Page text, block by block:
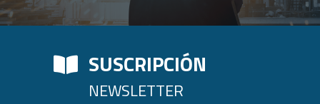
SUSCRIPCIÓN
NEWSLETTER